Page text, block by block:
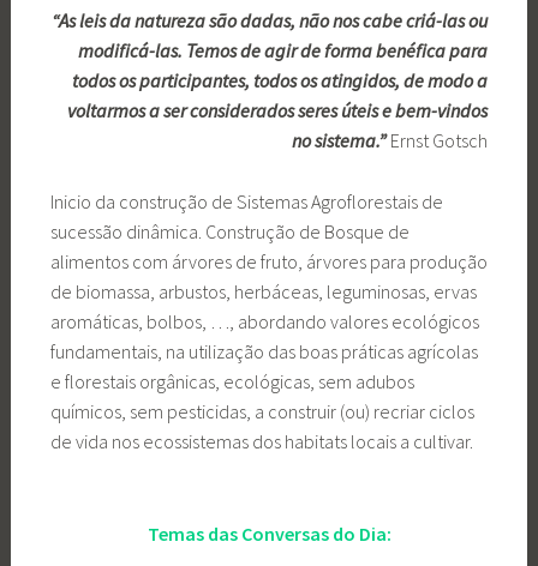
“As leis da natureza são dadas, não nos cabe criá-las ou
modificá-las. Temos de agir de forma benéfica para
todos os participantes, todos os atingidos, de modo a
voltarmos a ser considerados seres úteis e bem-vindos
no sistema.”Ernst Gotsch
Inicio da construção de Sistemas Agroflorestais de
sucessão dinâmica. Construção de Bosque de
alimentos com árvores de fruto, árvores para produção
de biomassa, arbustos, herbáceas, leguminosas, ervas
aromáticas, bolbos, …, abordando valores ecológicos
fundamentais, na utilização das boas práticas agrícolas
e florestais orgânicas, ecológicas, sem adubos
químicos, sem pesticidas, a construir (ou) recriar ciclos
de vida nos ecossistemas dos habitats locais a cultivar.
Temas das Conversas do Dia: